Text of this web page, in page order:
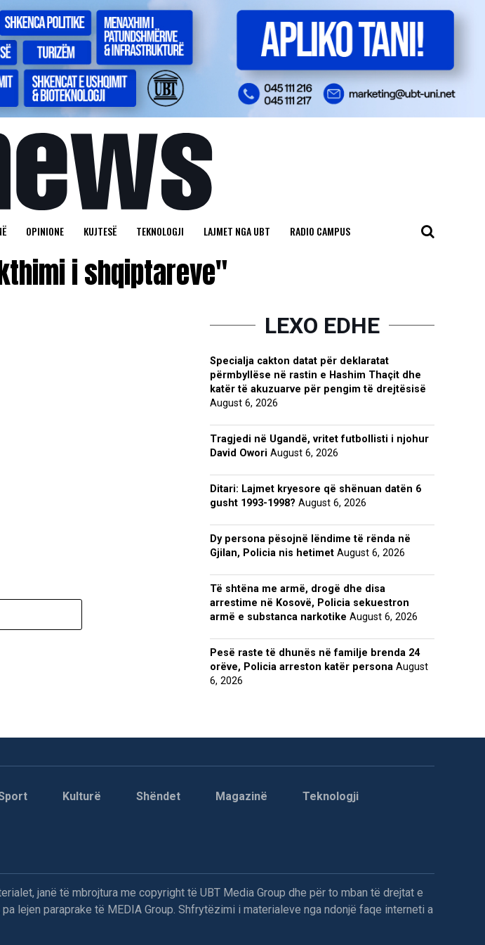
OPINIONE KUJTESË TEKNOLOGJI LAJMET NGA UBT RADIO CAMPUS
i shqiptareve"
LEXO EDHE
Specialja cakton datat për deklaratat
përmbyllëse në rastin e Hashim Thaçit dhe
katër të akuzuarve për pengim të drejtësisë
August 6, 2026
Tragjedi në Ugandë, vritet futbollisti i njohur
David Owori August 6, 2026
Ditari: Lajmet kryesore që shënuan datën 6
gusht 1993-1998? August 6, 2026
Dy persona pësojnë lëndime të rënda në
Gjilan, Policia nis hetimet August 6, 2026
Të shtëna me armë, drogë dhe disa
arrestime në Kosovë, Policia sekuestron
armë e substanca narkotike August 6, 2026
Pesë raste të dhunës në familje brenda 24
orëve, Policia arreston katër persona August
6, 2026
Kulturë Shëndet Magazinë Teknologji
janë të mbrojtura me copyright të UBT Media Group dhe për to mban të drejtat e
lejen paraprake të MEDIA Group. Shfrytëzimi i materialeve nga ndonjë faqe interneti a